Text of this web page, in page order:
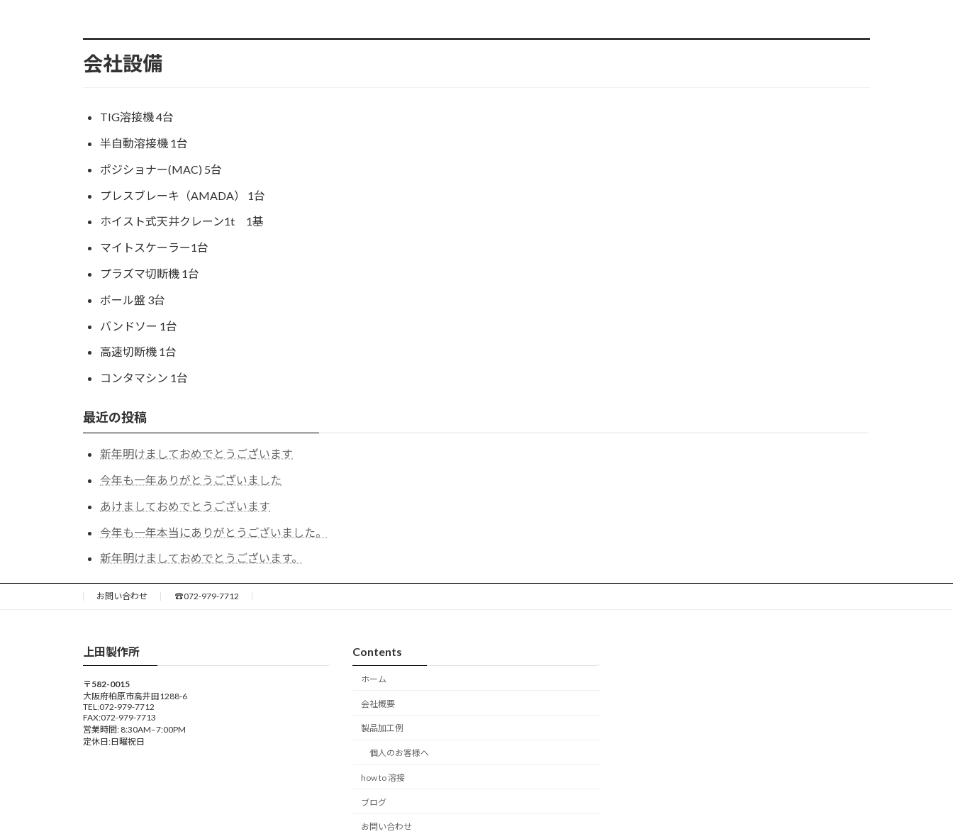
会社設備
TIG溶接機 4台
半自動溶接機 1台
ポジショナー(MAC) 5台
プレスブレーキ（AMADA） 1台
ホイスト式天井クレーン1t 1基
マイトスケーラー1台
プラズマ切断機 1台
ボール盤 3台
バンドソー 1台
高速切断機 1台
コンタマシン 1台
最近の投稿
新年明けましておめでとうございます
今年も一年ありがとうございました
あけましておめでとうございます
今年も一年本当にありがとうございました。
新年明けましておめでとうございます。
お問い合わせ ☎072-979-7712
上田製作所
〒582-0015
大阪府柏原市高井田1288-6
TEL:072-979-7712
FAX:072-979-7713
営業時間: 8:30AM–7:00PM
定休日:日曜祝日
Contents
ホーム
会社概要
製品加工例
個人のお客様へ
how to 溶接
ブログ
お問い合わせ